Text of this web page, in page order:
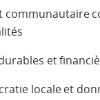
communautaire
et
locale et